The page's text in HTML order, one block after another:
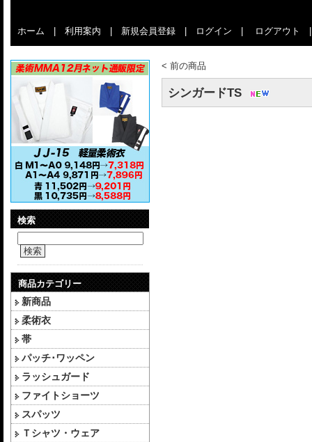
ホーム 利用案内 新規会員登録 ログイン ログアウト
検索
検索
商品カテゴリー
新商品
柔術衣
帯
パッチ･ワッペン
ラッシュガード
ファイトショーツ
スパッツ
Ｔシャツ・ウェア
< 前の商品
シンガードTS